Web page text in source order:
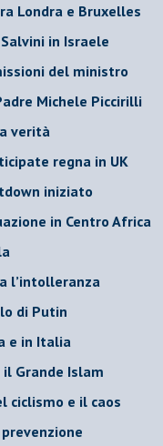
Londra e Bruxelles
in Israele
del ministro
Michele Piccirilli
verità
regna in UK
iniziato
in Centro Africa
l’intolleranza
di Putin
e in Italia
Grande Islam
ciclismo e il caos